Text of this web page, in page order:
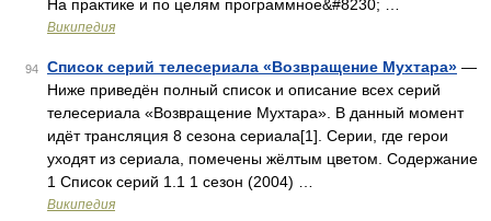
На практике и по целям программное&#8230; …
Википедия
94 Список серий телесериала «Возвращение Мухтара» —
Ниже приведён полный список и описание всех серий
телесериала «Возвращение Мухтара». В данный момент
идёт трансляция 8 сезона сериала[1]. Серии, где герои
уходят из сериала, помечены жёлтым цветом. Содержание
1 Список серий 1.1 1 сезон (2004) …
Википедия